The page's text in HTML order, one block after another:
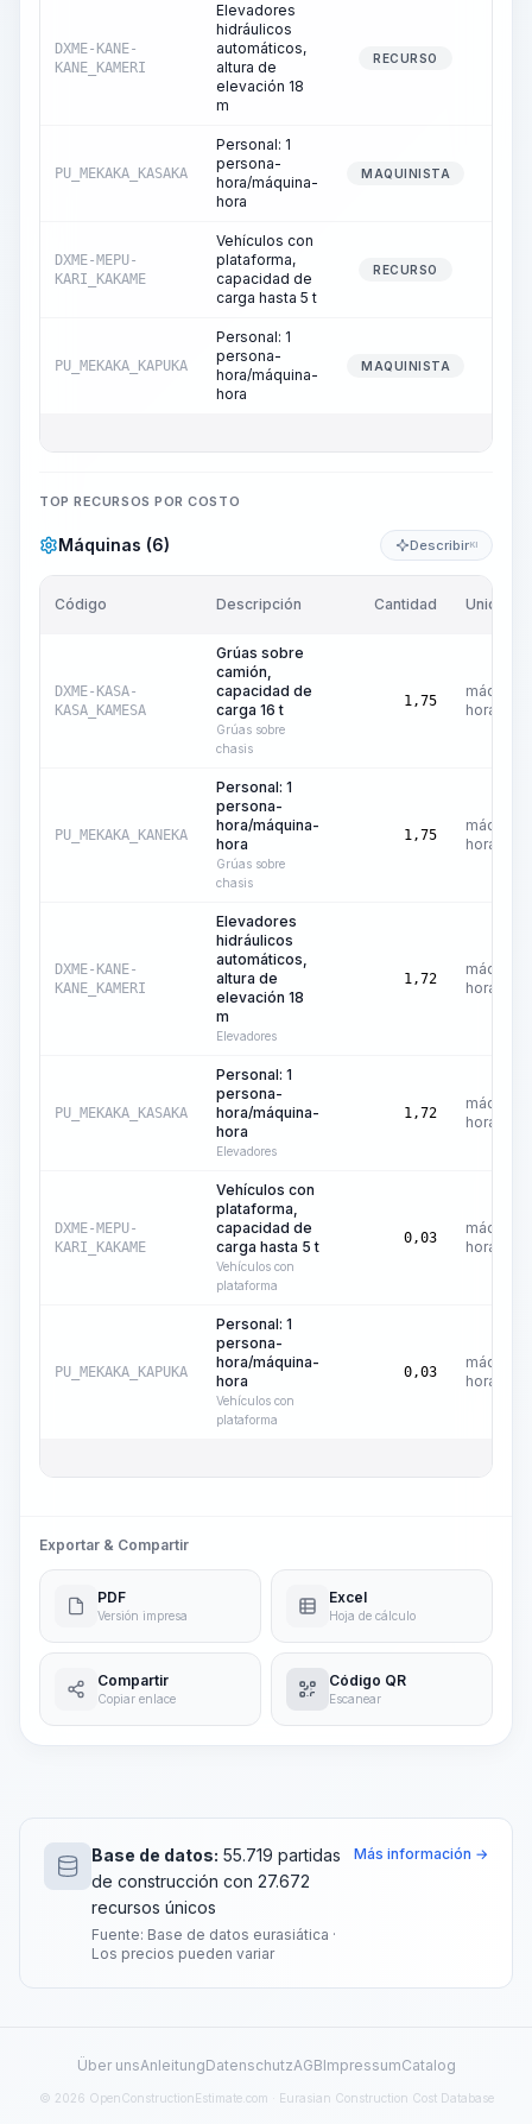
DXME-KANE-
KANE_KAMERI
Elevadores
hidráulicos
automáticos,
altura de
elevación 18
m
RECURSO
PU_MEKAKA_KASAKA
Personal: 1
persona-
hora/máquina-
hora
MAQUINISTA
DXME-MEPU-
KARI_KAKAME
Vehículos con
plataforma,
capacidad de
carga hasta 5 t
RECURSO
PU_MEKAKA_KAPUKA
Personal: 1
persona-
hora/máquina-
hora
MAQUINISTA
TOP RECURSOS POR COSTO
Máquinas (6) DescribirKI
Código Descripción Cantidad Unidad
DXME-KASA-
KASA_KAMESA
Grúas sobre
camión,
capacidad de
carga 16 t
Grúas sobre
chasis
1,75
máquina-
hora
PU_MEKAKA_KANEKA
Personal: 1
persona-
hora/máquina-
hora
Grúas sobre
chasis
1,75
máquina-
hora
DXME-KANE-
KANE_KAMERI
Elevadores
hidráulicos
automáticos,
altura de
elevación 18
m
Elevadores
1,72
máquina-
hora
PU_MEKAKA_KASAKA
Personal: 1
persona-
hora/máquina-
hora
Elevadores
1,72
máquina-
hora
DXME-MEPU-
KARI_KAKAME
Vehículos con
plataforma,
capacidad de
carga hasta 5 t
Vehículos con
plataforma
0,03
máquina-
hora
PU_MEKAKA_KAPUKA
Personal: 1
persona-
hora/máquina-
hora
Vehículos con
plataforma
0,03
máquina-
hora
Exportar & Compartir
PDF
Versión impresa
Excel
Hoja de cálculo
Compartir
Copiar enlace
Código QR
Escanear
Base de datos: 55.719 partidas
de construcción con 27.672
recursos únicos
Fuente: Base de datos eurasiática ·
Los precios pueden variar
Más información →
Über unsAnleitungDatenschutzAGBImpressumCatalog
© 2026 OpenConstructionEstimate.com · Eurasian Construction Cost Database